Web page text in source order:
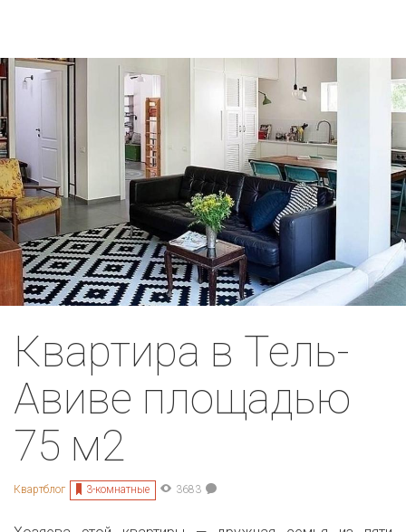
Квартира в Тель-
Авиве площадью
75 м2
Квартблог 3-комнатные 3683